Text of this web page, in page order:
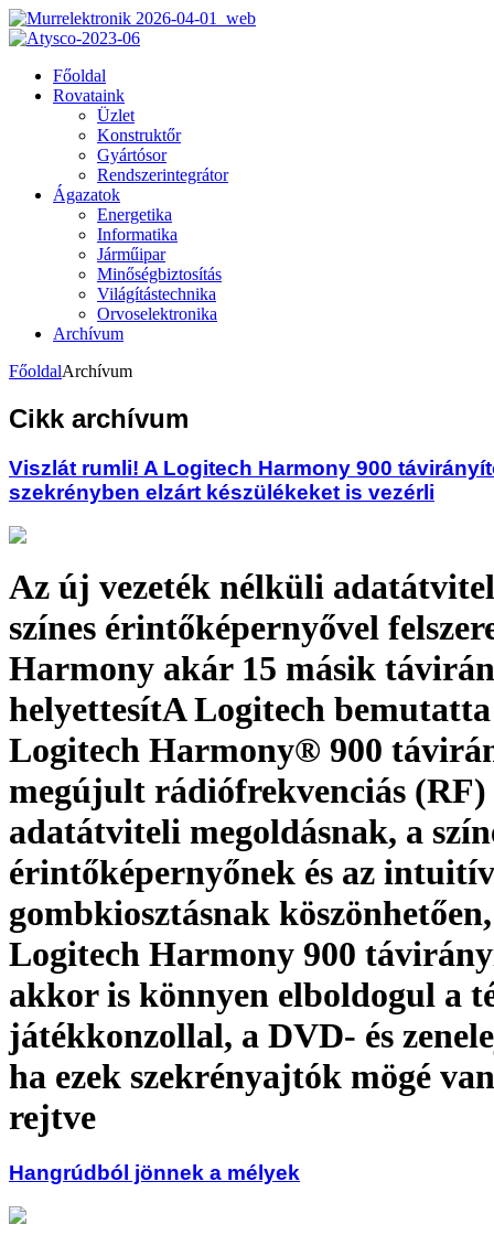
Főoldal
Rovataink
Üzlet
Konstruktőr
Gyártósor
Rendszerintegrátor
Ágazatok
Energetika
Informatika
Járműipar
Minőségbiztosítás
Világítástechnika
Orvoselektronika
Archívum
FőoldalArchívum
Cikk archívum
Viszlát rumli! A Logitech Harmony 900
szekrényben elzárt készülékeket is vezérli
Az új vezeték nélküli
színes érintőképernyővel
Harmony akár 15 másik
helyettesítA Logitech
Logitech Harmony® 900
megújult rádiófrekvenciás (RF)
adatátviteli megoldásnak, a
érintőképernyőnek és az intuitív
gombkiosztásnak
Logitech Harmony 900
akkor is könnyen elboldogul a
játékkonzollal, a DVD- és
ha ezek szekrényajtók mögé
rejtve
Hangrúdból jönnek a mélyek